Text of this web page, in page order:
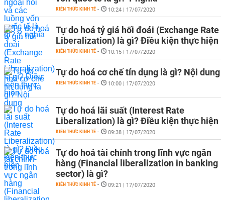
KIẾN THỨC KINH TẾ - 10:24 | 17/07/2020
Tự do hoá tỷ giá hối đoái (Exchange Rate
Liberalization) là gì? Điều kiện thực hiện
KIẾN THỨC KINH TẾ - 10:15 | 17/07/2020
Tự do hoá cơ chế tín dụng là gì? Nội dung
KIẾN THỨC KINH TẾ - 10:00 | 17/07/2020
Tự do hoá lãi suất (Interest Rate
Liberalization) là gì? Điều kiện thực hiện
KIẾN THỨC KINH TẾ - 09:38 | 17/07/2020
Tự do hoá tài chính trong lĩnh vực ngân
hàng (Financial liberalization in banking
sector) là gì?
KIẾN THỨC KINH TẾ - 09:21 | 17/07/2020